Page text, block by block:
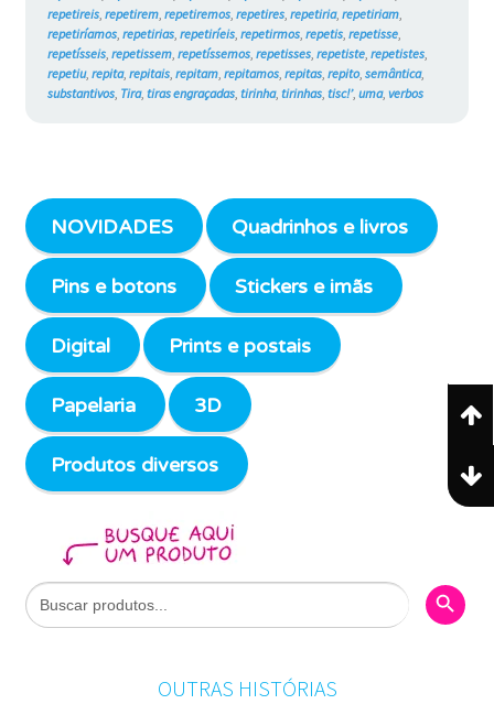
repetireis, repetirem, repetiremos, repetires, repetiria, repetiriam,
repetiríamos, repetirias, repetiríeis, repetirmos, repetis, repetisse,
repetísseis, repetissem, repetíssemos, repetisses, repetiste, repetistes,
repetiu, repita, repitais, repitam, repitamos, repitas, repito, semântica,
substantivos, Tira, tiras engraçadas, tirinha, tirinhas, tisc!’, uma, verbos
NOVIDADES Quadrinhos e livros
Pins e botons Stickers e imãs
Digital Prints e postais
Papelaria 3D
Produtos diversos
Search
for:
Search
OUTRAS HISTÓRIAS